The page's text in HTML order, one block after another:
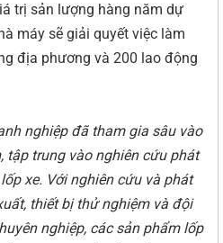
trị sản lượng hàng năm dự
máy sẽ giải quyết việc làm
địa phương và 200 lao động
nghiệp đã tham gia sâu vào
tập trung vào nghiên cứu phát
xe. Với nghiên cứu và phát
thiết bị thử nghiệm và đội
nghiệp, các sản phẩm lốp